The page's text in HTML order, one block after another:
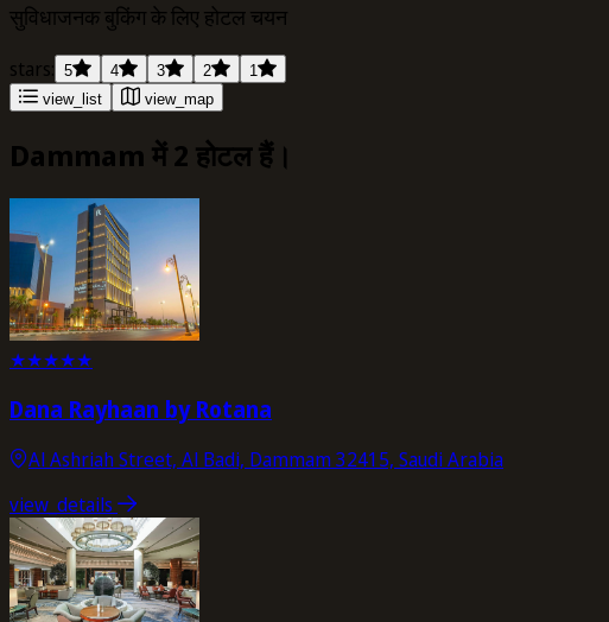
सुविधाजनक बुकिंग के लिए होटल चयन
stars: 5 4 3 2
1
view_list
view_map
Dammam में 2 होटल हैं।
★★★★★
Dana Rayhaan by Rotana
Al Ashriah Street, Al Badi, Dammam 32415, Saudi Arabia
view_details